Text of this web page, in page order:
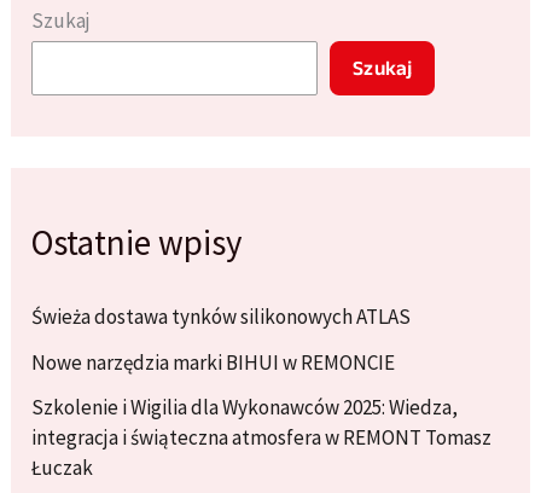
Praktyczne
porady
Szukaj
Szukaj
Ostatnie wpisy
Świeża dostawa tynków silikonowych ATLAS
Nowe narzędzia marki BIHUI w REMONCIE
Szkolenie i Wigilia dla Wykonawców 2025: Wiedza,
integracja i świąteczna atmosfera w REMONT Tomasz
Łuczak